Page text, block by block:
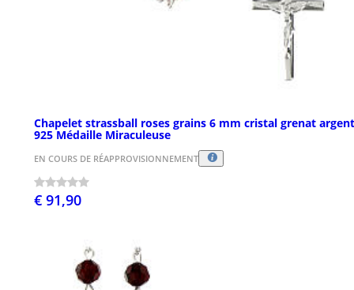
Chapelet strassball roses grains 6 mm cristal grenat argent
925 Médaille Miraculeuse
EN COURS DE RÉAPPROVISIONNEMENT
€ 91,90